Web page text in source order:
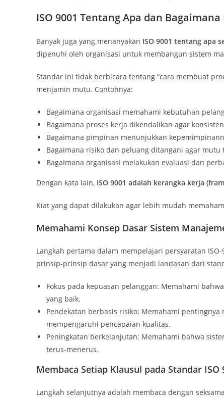
ISO 9001 Tentang Apa dan
Banyak juga yang menanyakan ISO 9001 tentang apa
dipenuhi oleh organisasi untuk membangun sistem
Standar ini tidak berbicara tentang “cara membuat
menjamin mutu. Contohnya:
Bagaimana organisasi memahami kebutuhan
Bagaimana proses kerja dikendalikan agar
Bagaimana pimpinan menunjukkan
Bagaimana risiko dan peluang ditangani agar mutu
Bagaimana organisasi melakukan evaluasi dan
Dengan kata lain, ISO 9001 adalah kerangka kerja
Kiat yang dapat dilakukan agar lebih mudah
Memahami Konsep Dasar Sistem
Langkah pertama dalam mempelajari persyaratan
prinsip-prinsip dasar yang menjadi landasan dari
Fokus pada kepuasan pelanggan: Memahami
yang baik.
Pendekatan berbasis risiko: Memahami
mempengaruhi pencapaian kualitas.
Peningkatan berkelanjutan: Memahami bahwa
terus-menerus.
Membaca Setiap Klausul pada Standar ISO
Langkah selanjutnya adalah membaca dengan